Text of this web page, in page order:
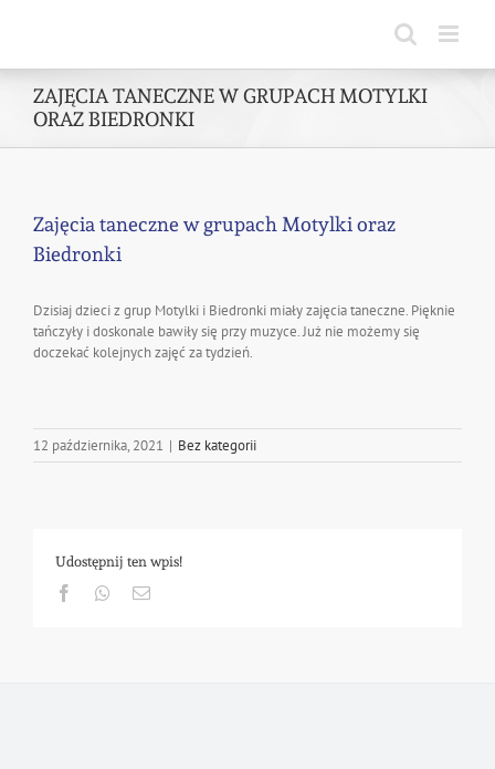
ZAJĘCIA TANECZNE W GRUPACH MOTYLKI
ORAZ BIEDRONKI
Zajęcia taneczne w grupach Motylki oraz
Biedronki
Dzisiaj dzieci z grup Motylki i Biedronki miały zajęcia taneczne. Pięknie
tańczyły i doskonale bawiły się przy muzyce. Już nie możemy się
doczekać kolejnych zajęć za tydzień.
12 października, 2021 | Bez kategorii
Udostępnij ten wpis!
FacebookWhatsapp
Email